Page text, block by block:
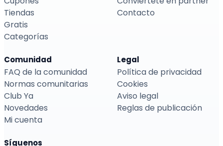
Tiendas
Gratis
Categorías
Contacto
Comunidad
FAQ de la comunidad
Normas comunitarias
Club Ya
Novedades
Mi cuenta
Legal
Política de privacidad
Cookies
Aviso legal
Reglas de publicación
Síguenos